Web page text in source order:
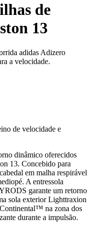
de
13
adidas Adizero
a velocidade.
de velocidade e
dinâmico oferecidos
13. Concebido para
em malha respirável
A entressola
garante um retorno
sola exterior Lighttraxion
na zona dos
durante a impulsão.